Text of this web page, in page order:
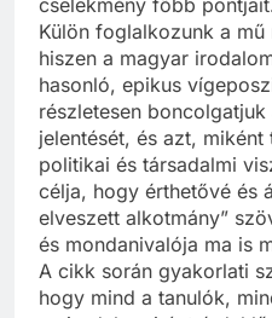
cselekmény főbb
Külön foglalkozunk a
hiszen a magyar
hasonló, epikus
részletesen
jelentését, és azt,
politikai és társadalmi
célja, hogy érthetővé és
elveszett alkotmány”
és mondanivalója ma is
A cikk során gyakorlati
hogy mind a tanulók,